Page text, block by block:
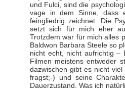
und Fulci, sind die
vage in dem Sinne, dass
feingliedrig zeichnet. Die
setzt sich für mich eher
Trotzdem war für mich alles
Baldwon Barbara Steele so
nicht echt, nicht aufrichtig –
Filmen meistens entweder
dazwischen gibt es nicht
fragst;-) und seine
Dauerzustand. Was ich